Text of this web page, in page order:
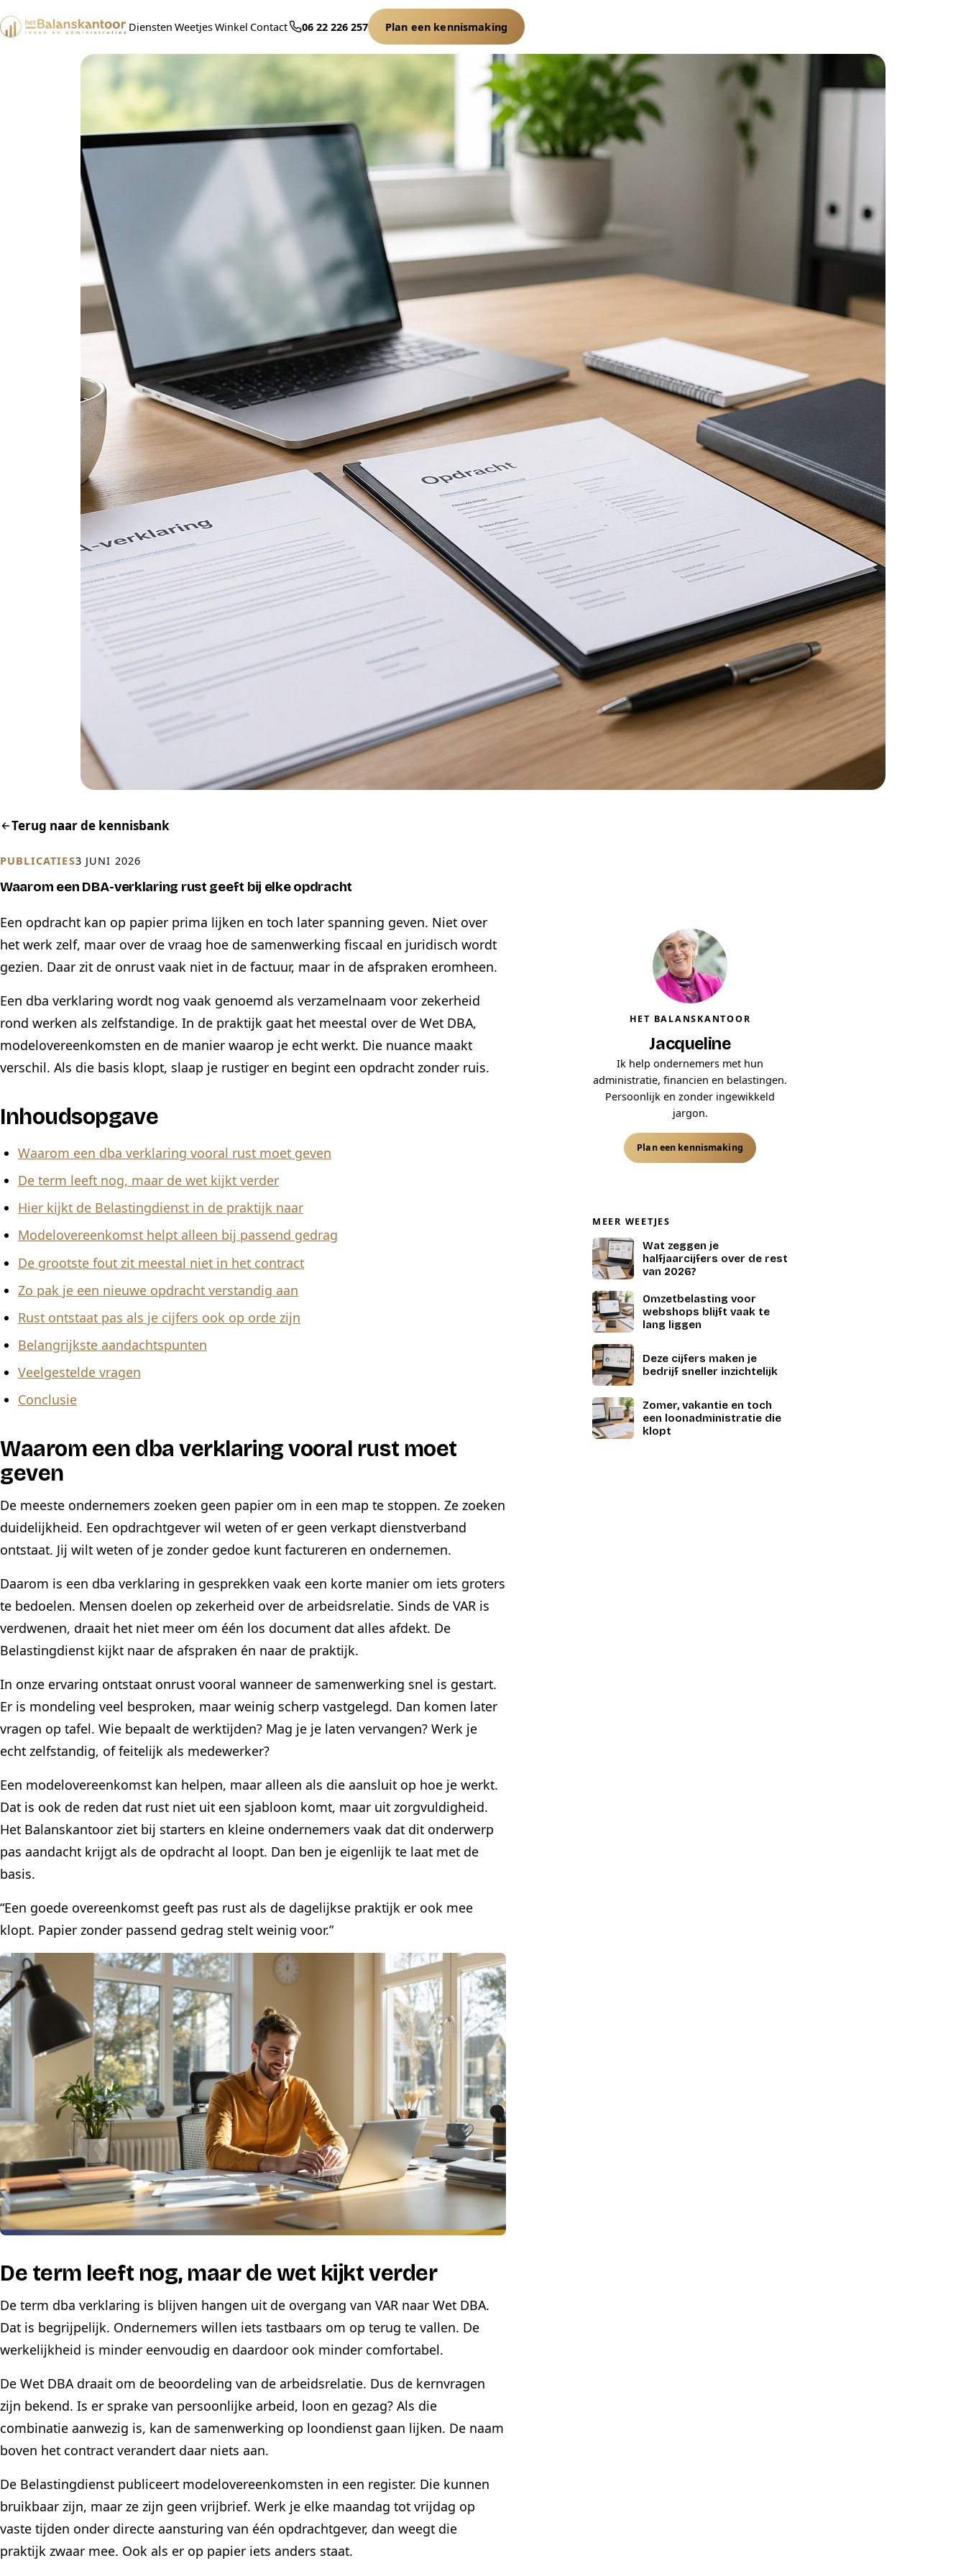
naar
Diensten WeetjesWinkel Contact 06 22 226 257 Plan een kennismaking
Terug naar de kennisbank
PUBLICATIES3 JUNI 2026
Waarom een DBA-verklaring rust geeft bij elke opdracht
Een opdracht kan op papier prima lijken en toch later spanning geven. Niet over
het werk zelf, maar over de vraag hoe de samenwerking fiscaal en juridisch wordt
gezien. Daar zit de onrust vaak niet in de factuur, maar in de afspraken eromheen.
Een dba verklaring wordt nog vaak genoemd als verzamelnaam voor zekerheid
rond werken als zelfstandige. In de praktijk gaat het meestal over de Wet DBA,
modelovereenkomsten en de manier waarop je echt werkt. Die nuance maakt
verschil. Als die basis klopt, slaap je rustiger en begint een opdracht zonder ruis.
Inhoudsopgave
Waarom een dba verklaring vooral rust moet geven
De term leeft nog, maar de wet kijkt verder
Hier kijkt de Belastingdienst in de praktijk naar
Modelovereenkomst helpt alleen bij passend gedrag
De grootste fout zit meestal niet in het contract
Zo pak je een nieuwe opdracht verstandig aan
Rust ontstaat pas als je cijfers ook op orde zijn
Belangrijkste aandachtspunten
Veelgestelde vragen
Conclusie
Waarom een dba verklaring vooral rust moet
geven
De meeste ondernemers zoeken geen papier om in een map te stoppen. Ze zoeken
duidelijkheid. Een opdrachtgever wil weten of er geen verkapt dienstverband
ontstaat. Jij wilt weten of je zonder gedoe kunt factureren en ondernemen.
Daarom is een dba verklaring in gesprekken vaak een korte manier om iets groters
te bedoelen. Mensen doelen op zekerheid over de arbeidsrelatie. Sinds de VAR is
verdwenen, draait het niet meer om één los document dat alles afdekt. De
Belastingdienst kijkt naar de afspraken én naar de praktijk.
In onze ervaring ontstaat onrust vooral wanneer de samenwerking snel is gestart.
Er is mondeling veel besproken, maar weinig scherp vastgelegd. Dan komen later
vragen op tafel. Wie bepaalt de werktijden? Mag je je laten vervangen? Werk je
echt zelfstandig, of feitelijk als medewerker?
Een modelovereenkomst kan helpen, maar alleen als die aansluit op hoe je werkt.
Dat is ook de reden dat rust niet uit een sjabloon komt, maar uit zorgvuldigheid.
Het Balanskantoor ziet bij starters en kleine ondernemers vaak dat dit onderwerp
pas aandacht krijgt als de opdracht al loopt. Dan ben je eigenlijk te laat met de
basis.
“Een goede overeenkomst geeft pas rust als de dagelijkse praktijk er ook mee
klopt. Papier zonder passend gedrag stelt weinig voor.”
De term leeft nog, maar de wet kijkt verder
De term dba verklaring is blijven hangen uit de overgang van VAR naar Wet DBA.
Dat is begrijpelijk. Ondernemers willen iets tastbaars om op terug te vallen. De
werkelijkheid is minder eenvoudig en daardoor ook minder comfortabel.
De Wet DBA draait om de beoordeling van de arbeidsrelatie. Dus de kernvragen
zijn bekend. Is er sprake van persoonlijke arbeid, loon en gezag? Als die
combinatie aanwezig is, kan de samenwerking op loondienst gaan lijken. De naam
boven het contract verandert daar niets aan.
De Belastingdienst publiceert modelovereenkomsten in een register. Die kunnen
bruikbaar zijn, maar ze zijn geen vrijbrief. Werk je elke maandag tot vrijdag op
vaste tijden onder directe aansturing van één opdrachtgever, dan weegt die
praktijk zwaar mee. Ook als er op papier iets anders staat.
HET BALANSKANTOOR
Jacqueline
Ik help ondernemers met hun
administratie, financien en belastingen.
Persoonlijk en zonder ingewikkeld
jargon.
Plan een kennismaking
MEER WEETJES
Wat zeggen je
halfjaarcijfers over de rest
van 2026?
Omzetbelasting voor
webshops blijft vaak te
lang liggen
Deze cijfers maken je
bedrijf sneller inzichtelijk
Zomer, vakantie en toch
een loonadministratie die
klopt